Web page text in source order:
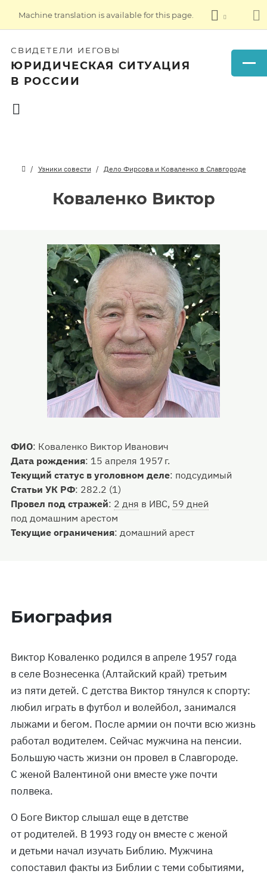
Machine translation is available for this page.
СВИДЕТЕЛИ ИЕГОВЫ
ЮРИДИЧЕСКАЯ СИТУАЦИЯ
В РОССИИ
Узники совести Дело Фирсова и Коваленко в Славгороде
Коваленко Виктор
ФИО: Коваленко Виктор Иванович
Дата рождения: 15 апреля 1957 г.
Текущий статус в уголовном деле: подсудимый
Статьи УК РФ: 282.2 (1)
Провел под стражей: 2 дня в ИВС, 59 дней
под домашним арестом
Текущие ограничения: домашний арест
Биография
Виктор Коваленко родился в апреле 1957 года
в селе Вознесенка (Алтайский край) третьим
из пяти детей. С детства Виктор тянулся к спорту:
любил играть в футбол и волейбол, занимался
лыжами и бегом. После армии он почти всю жизнь
работал водителем. Сейчас мужчина на пенсии.
Большую часть жизни он провел в Славгороде.
С женой Валентиной они вместе уже почти
полвека.
О Боге Виктор слышал еще в детстве
от родителей. В 1993 году он вместе с женой
и детьми начал изучать Библию. Мужчина
сопоставил факты из Библии с теми событиями,